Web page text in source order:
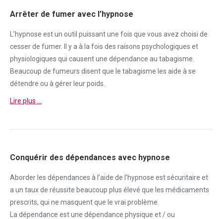
Arrêter de fumer avec l’hypnose
L’hypnose est un outil puissant une fois que vous avez choisi de
cesser de fumer. Il y a à la fois des raisons psychologiques et
physiologiques qui causent une dépendance au tabagisme.
Beaucoup de fumeurs disent que le tabagisme les aide à se
détendre ou à gérer leur poids.
Lire plus …
Conquérir des dépendances avec hypnose
Aborder les dépendances à l’aide de l’hypnose est sécuritaire et
a un taux de réussite beaucoup plus élevé que les médicaments
prescrits, qui ne masquent que le vrai problème.
La dépendance est une dépendance physique et / ou